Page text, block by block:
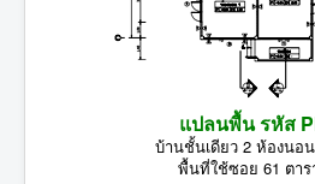
แปลนพื้น รหัส
บ้านชั้นเดียว 2 ห้องนอ
พื้นที่ใช้ซอย 61 ตาร